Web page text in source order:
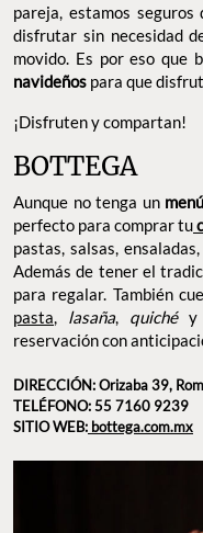
pareja, estamos
disfrutar sin necesidad
movido. Es por eso que
navideños para que
¡Disfruten y compartan!
BOTTEGA
Aunque no tenga un
perfecto para comprar tu
pastas, salsas,
Además de tener el
para regalar. También
pasta, lasaña, quiché y
reservación con
DIRECCIÓN: Orizaba 39,
TELÉFONO: 55 7160 9239
SITIO WEB: bottega.com.mx